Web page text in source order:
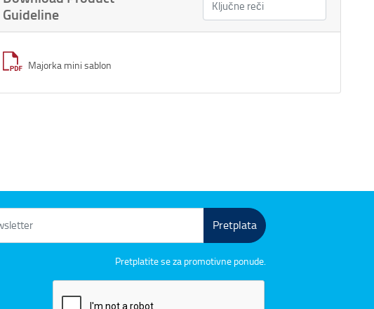
Guideline
Majorka mini sablon
Pretplata
Pretplatite se za promotivne ponude.